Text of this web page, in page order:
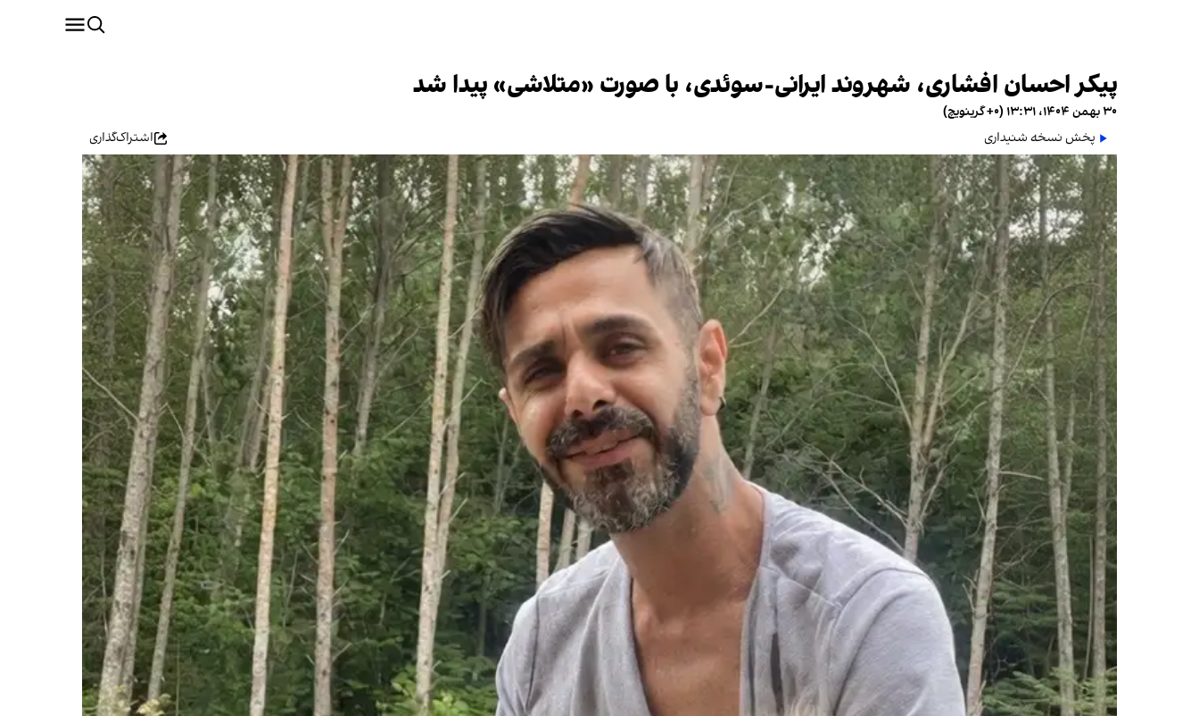
پیکر احسان افشاری، شهروند ایرانی-سوئدی، با صورت «متلاشی» پیدا شد
۳۰ بهمن ۱۴۰۴، ۱۳:۳۱ (‎+۰ گرینویچ)
پخش نسخه شنیداری
اشتراک‌گذاری